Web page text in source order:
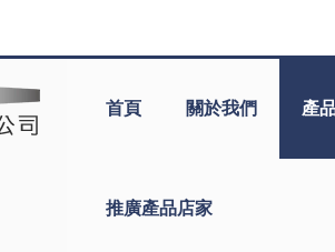
首頁 關於我們 產
推廣產品店家